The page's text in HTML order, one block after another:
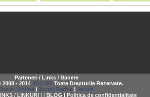
Parteneri / Links / Banere
- 2014 JOCURI Toate Drepturile Rezervate.
Jocuri Online | Jocuri Barbie | Jocuri
/ LINKURI | | BLOG | Politica de confidentialitate